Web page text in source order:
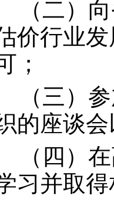
（二）
价行业
；
（三）
的座谈
（四）
习并取